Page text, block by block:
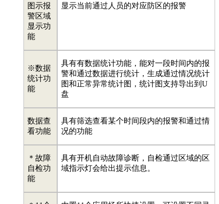
图示报
警区域
显示功
能
显示当前通过人员的对应防区的报警
※数据
统计功
能
具有有数据统计功能，能对一段时间内的报
警和通过数据进行统计，生成通过情况统计
图和正常异常统计图，统计图支持导出到U
盘
数据查
看功能
具有筛选查看某个时间段内的报警和通过情
况的功能
＊故障
自检功
能
具有开机自动故障诊断，自检通过区域的区
域指示灯会给出提示信息。